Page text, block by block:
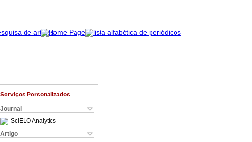
Serviços Personalizados
Journal
SciELO Analytics
Artigo